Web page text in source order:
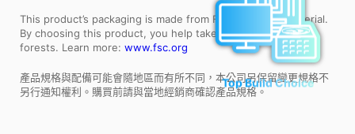
Top Build Choice
This product’s packaging is made from FSC™ certified material.
By choosing this product, you help take care of the world’s
forests. Learn more: www.fsc.org
產品規格與配備可能會隨地區而有所不同，本公司另保留變更規格不
另行通知權利。購買前請與當地經銷商確認產品規格。